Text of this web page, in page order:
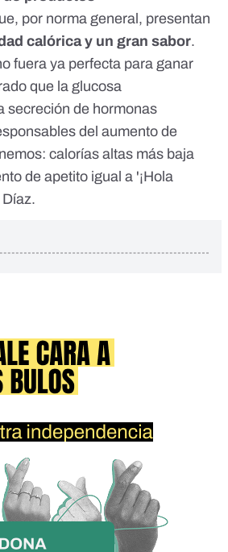
por norma general, presentan
calórica y un gran sabor.
fuera ya perfecta para ganar
que la glucosa
secreción de hormonas
del aumento de
calorías altas más baja
de apetito igual a '¡Hola